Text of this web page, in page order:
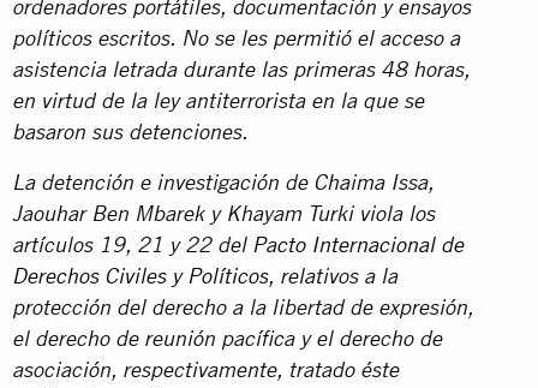
ordenadores portátiles, documentación y ensayos
políticos escritos. No se les permitió el acceso a
asistencia letrada durante las primeras 48 horas,
en virtud de la ley antiterrorista en la que se
basaron sus detenciones.
La detención e investigación de Chaima Issa,
Jaouhar Ben Mbarek y Khayam Turki viola los
artículos 19, 21 y 22 del Pacto Internacional de
Derechos Civiles y Políticos, relativos a la
protección del derecho a la libertad de expresión,
el derecho de reunión pacífica y el derecho de
asociación, respectivamente, tratado éste